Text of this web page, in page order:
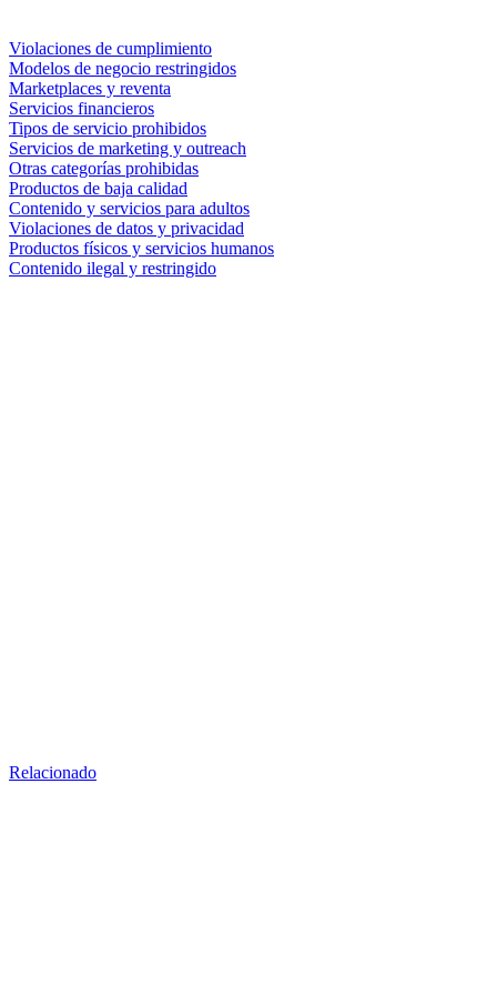
Violaciones de cumplimiento
Modelos de negocio restringidos
Marketplaces y reventa
Servicios financieros
Tipos de servicio prohibidos
Servicios de marketing y outreach
Otras categorías prohibidas
Productos de baja calidad
Contenido y servicios para adultos
Violaciones de datos y privacidad
Productos físicos y servicios humanos
Contenido ilegal y restringido
Relacionado